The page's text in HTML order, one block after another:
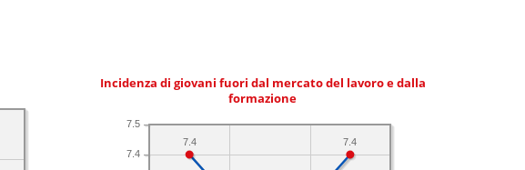
Incidenza di giovani fuori dal mercato del lavoro e dalla
formazione
7.4
7.5
7.4
7.4